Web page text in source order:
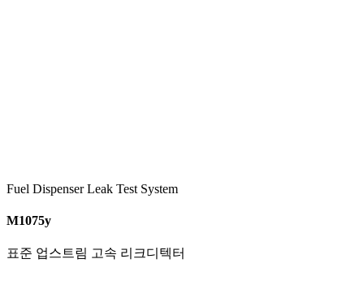
Fuel Dispenser Leak Test System
M1075y
표준 업스트림 고속 리크디텍터